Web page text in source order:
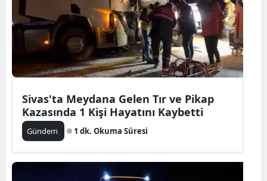
Sivas'ta Meydana Gelen Tır ve Pikap
Kazasında 1 Kişi Hayatını Kaybetti
Gündem 1 dk. Okuma Süresi